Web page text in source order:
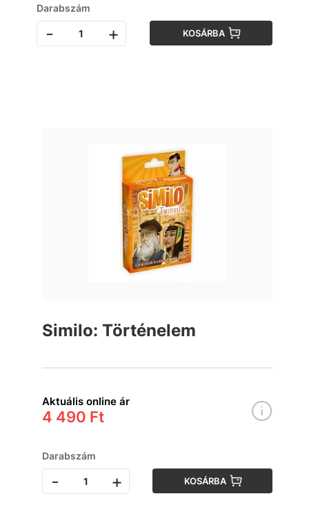
Darabszám
- + KOSÁRBA
Similo: Történelem
Aktuális online ár
4 490 Ft
Darabszám
- + KOSÁRBA